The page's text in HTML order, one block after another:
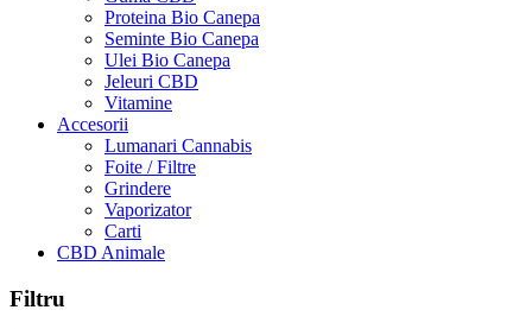
Proteina Bio Canepa
Seminte Bio Canepa
Ulei Bio Canepa
Jeleuri CBD
Vitamine
Accesorii
Lumanari Cannabis
Foite / Filtre
Grindere
Vaporizator
Carti
CBD Animale
Filtru